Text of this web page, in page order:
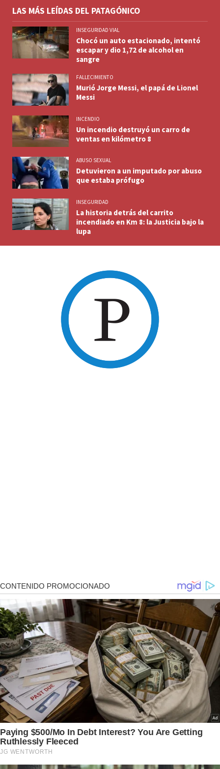
LAS MÁS LEÍDAS DEL PATAGÓNICO
INSEGURIDAD VIAL
Chocó un auto estacionado, intentó
escapar y dio 1,72 de alcohol en
sangre
FALLECIMIENTO
Murió Jorge Messi, el papá de Lionel
Messi
INCENDIO
Un incendio destruyó un carro de
ventas en kilómetro 8
ABUSO SEXUAL
Detuvieron a un imputado por abuso
que estaba prófugo
INSEGURIDAD
La historia detrás del carrito
incendiado en Km 8: la Justicia bajo la
lupa